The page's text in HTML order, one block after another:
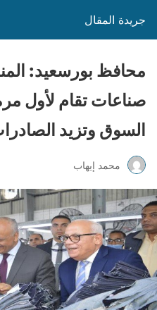
جريدة المقال
محافظ بورسعيد:
صناعات تقام لأول
السوق وتزيد
محمد إيهاب